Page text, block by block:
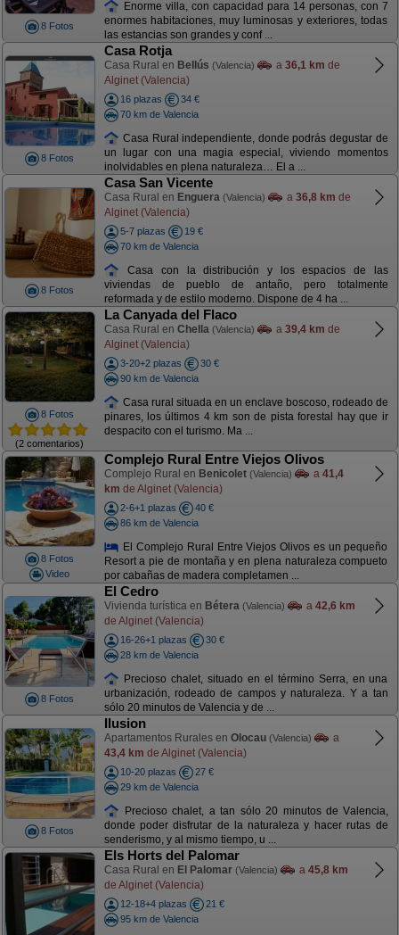
8 Fotos
Enorme villa, con capacidad para 14 personas, con 7
enormes habitaciones, muy luminosas y exteriores, todas
las estancias son grandes y conf ...
8 Fotos
Casa Rotja
Casa Rural en Bellús (Valencia) a 36,1 km de
Alginet (Valencia)
16 plazas
34 €
70 km de Valencia
Casa Rural independiente, donde podrás degustar de
un lugar con una magia especial, viviendo momentos
inolvidables en plena naturaleza… El a ...
8 Fotos
Casa San Vicente
Casa Rural en Enguera (Valencia) a 36,8 km de
Alginet (Valencia)
5-7 plazas
19 €
70 km de Valencia
Casa con la distribución y los espacios de las
viviendas de pueblo de antaño, pero totalmente
reformada y de estilo moderno. Dispone de 4 ha ...
8 Fotos
(2 comentarios)
La Canyada del Flaco
Casa Rural en Chella (Valencia) a 39,4 km de
Alginet (Valencia)
3-20+2 plazas
30 €
90 km de Valencia
Casa rural situada en un enclave boscoso, rodeado de
pinares, los últimos 4 km son de pista forestal hay que ir
despacito con el turismo. Ma ...
8 Fotos
Video
Complejo Rural Entre Viejos Olivos
Complejo Rural en Benicolet (Valencia) a 41,4
km de Alginet (Valencia)
2-6+1 plazas
40 €
86 km de Valencia
El Complejo Rural Entre Viejos Olivos es un pequeño
Resort a pie de montaña y en plena naturaleza compueto
por cabañas de madera completamen ...
8 Fotos
El Cedro
Vivienda turística en Bétera (Valencia) a 42,6 km
de Alginet (Valencia)
16-26+1 plazas
30 €
28 km de Valencia
Precioso chalet, situado en el término Serra, en una
urbanización, rodeado de campos y naturaleza. Y a tan
sólo 20 minutos de Valencia y de ...
8 Fotos
Ilusion
Apartamentos Rurales en Olocau (Valencia)
a
43,4 km de Alginet (Valencia)
10-20 plazas
27 €
29 km de Valencia
Precioso chalet, a tan sólo 20 minutos de Valencia,
donde poder disfrutar de la naturaleza y hacer rutas de
senderismo, y al mismo tiempo, u ...
Els Horts del Palomar
Casa Rural en El Palomar (Valencia) a 45,8 km
de Alginet (Valencia)
12-18+4 plazas
21 €
95 km de Valencia